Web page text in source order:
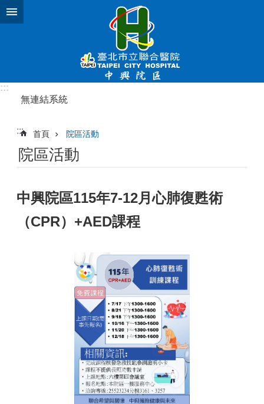
跳到主要內容區塊
:::
無連結系統
::: 首頁 院區活動
院區活動
中興院區115年7-12月心肺復甦術
（CPR）+AED課程